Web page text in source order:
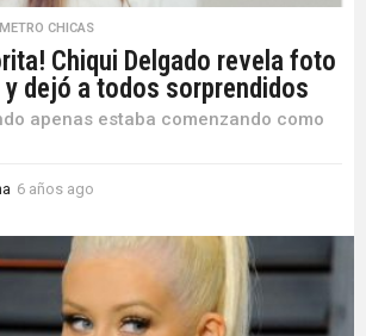
CHICAS
Chiqui Delgado revela foto
y dejó a todos sorprendidos
apenas estaba comenzando como
6 años ago
ñ
o
g